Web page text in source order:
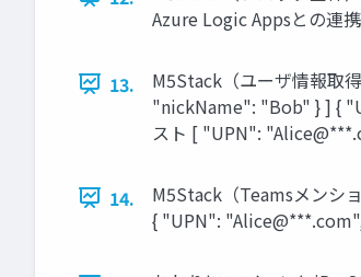
Azure Logic Appsとの連
13.
M5Stack（ユーザ情報
"nickName": "Bob" } ] {
スト [ "UPN":
14.
M5Stack（Teamsメン
{ "UPN":